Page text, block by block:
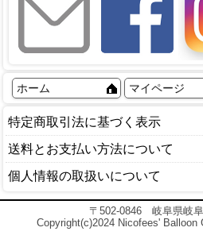
ホーム マイページ
特定商取引法に基づく表示
送料とお支払い方法について
個人情報の取扱いについて
〒502-0846 岐阜県岐
Copyright(c)2024 Nicofees' Balloon